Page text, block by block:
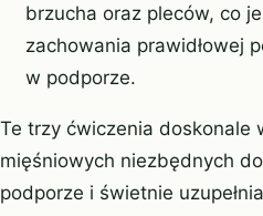
brzucha oraz pleców, co
zachowania prawidłowej
w podporze.
Te trzy ćwiczenia doskonale
mięśniowych niezbędnych
podporze i świetnie